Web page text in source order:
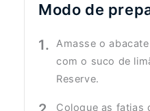
Modo de
Amasse o
com o suco de
Reserve.
Coloque as fatias